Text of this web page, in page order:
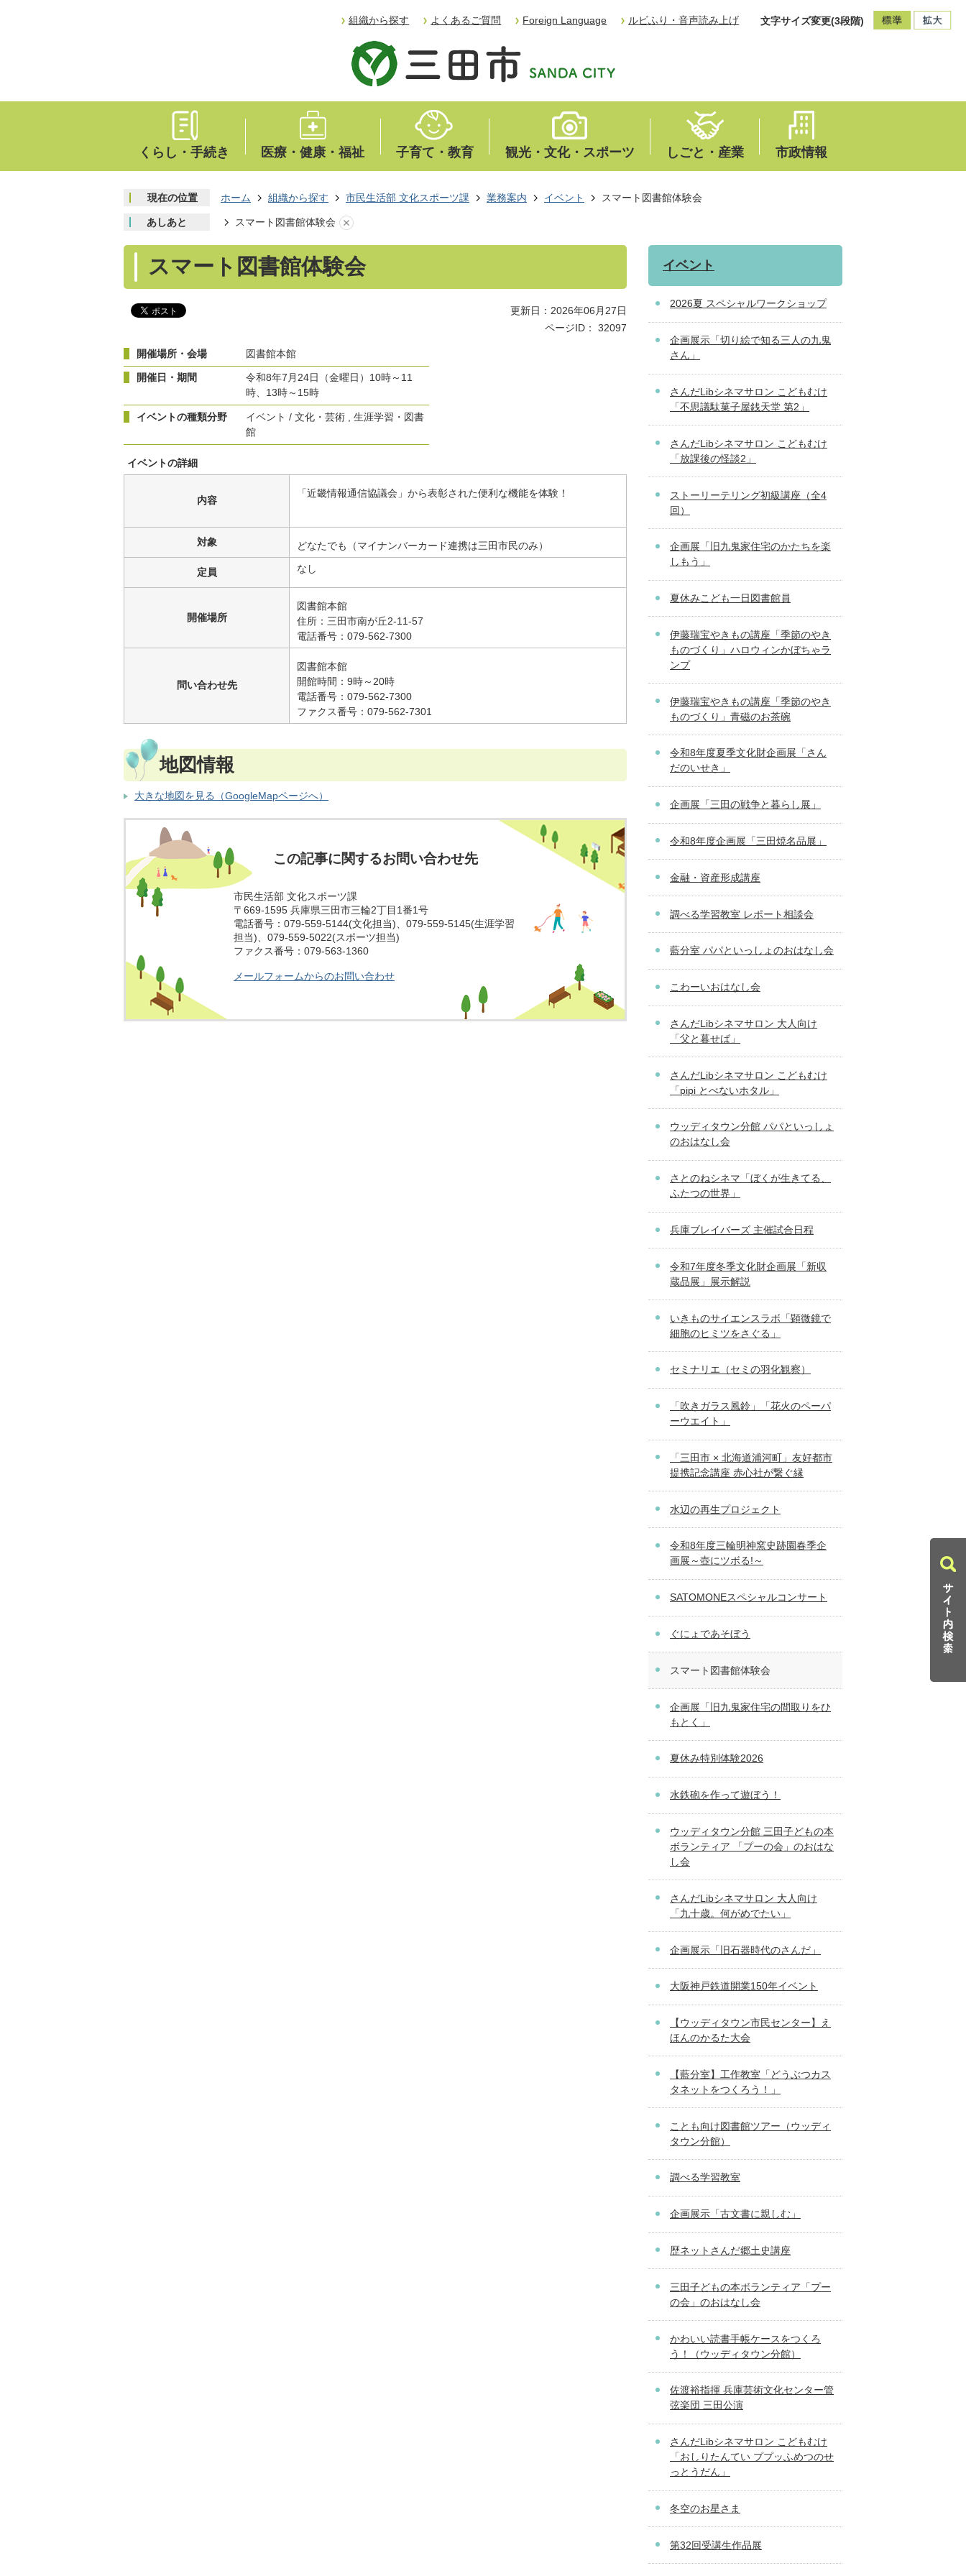
組織から探す よくあるご質問 Foreign Language ルビふり・音声読み上げ 文字サイズ変更(3段階)
くらし・手続き 医療・健康・福祉 子育て・教育 観光・文化・スポーツ しごと・産業 市政情報
現在の位置 ホーム 組織から探す 市民生活部 文化スポーツ課 業務案内 イベント スマート図書館体験会
あしあと スマート図書館体験会
スマート図書館体験会
更新日：2026年06月27日
ページID：
32097
開催場所・会場 図書館本館
開催日・期間
令和8年7月24日（金曜日）10時～11
時、13時～15時
イベントの種類分野
イベント / 文化・芸術 , 生涯学習・図書
館
イベントの詳細
内容
「近畿情報通信協議会」から表彰された便利な機能を体験！
対象 どなたでも（マイナンバーカード連携は三田市民のみ）
定員 なし
開催場所
図書館本館
住所：三田市南が丘2‐11‐57
電話番号：079‐562‐7300
問い合わせ先
図書館本館
開館時間：9時～20時
電話番号：079‐562‐7300
ファクス番号：079‐562‐7301
地図情報
大きな地図を見る（GoogleMapページへ）
この記事に関するお問い合わせ先
市民生活部 文化スポーツ課
〒669-1595 兵庫県三田市三輪2丁目1番1号
電話番号：079-559-5144(文化担当)、079-559-5145(生涯学習
担当)、079-559-5022(スポーツ担当)
ファクス番号：079-563-1360
メールフォームからのお問い合わせ
イベント
2026夏 スペシャルワークショップ
企画展示「切り絵で知る三人の九鬼
さん」
さんだLibシネマサロン こどもむけ
「不思議駄菓子屋銭天堂 第2」
さんだLibシネマサロン こどもむけ
「放課後の怪談2」
ストーリーテリング初級講座（全4
回）
企画展「旧九鬼家住宅のかたちを楽
しもう」
夏休みこども一日図書館員
伊藤瑞宝やきもの講座「季節のやき
ものづくり」ハロウィンかぼちゃラ
ンプ
伊藤瑞宝やきもの講座「季節のやき
ものづくり」青磁のお茶碗
令和8年度夏季文化財企画展「さん
だのいせき」
企画展「三田の戦争と暮らし展」
令和8年度企画展「三田焼名品展」
金融・資産形成講座
調べる学習教室 レポート相談会
藍分室 パパといっしょのおはなし会
こわーいおはなし会
さんだLibシネマサロン 大人向け
「父と暮せば」
さんだLibシネマサロン こどもむけ
「pipi とべないホタル」
ウッディタウン分館 パパといっしょ
のおはなし会
さとのねシネマ「ぼくが生きてる、
ふたつの世界」
兵庫ブレイバーズ 主催試合日程
令和7年度冬季文化財企画展「新収
蔵品展」展示解説
いきものサイエンスラボ「顕微鏡で
細胞のヒミツをさぐる」
セミナリエ（セミの羽化観察）
「吹きガラス風鈴」「花火のペーパ
ーウエイト」
「三田市 × 北海道浦河町」友好都市
提携記念講座 赤心社が繋ぐ縁
水辺の再生プロジェクト
令和8年度三輪明神窯史跡園春季企
画展～壺にツボる!～
SATOMONEスペシャルコンサート
ぐにょであそぼう
スマート図書館体験会
企画展「旧九鬼家住宅の間取りをひ
もとく」
夏休み特別体験2026
水鉄砲を作って遊ぼう！
ウッディタウン分館 三田子どもの本
ボランティア 「プーの会」のおはな
し会
さんだLibシネマサロン 大人向け
「九十歳。何がめでたい」
企画展示「旧石器時代のさんだ」
大阪神戸鉄道開業150年イベント
【ウッディタウン市民センター】え
ほんのかるた大会
【藍分室】工作教室「どうぶつカス
タネットをつくろう！」
ことも向け図書館ツアー（ウッディ
タウン分館）
調べる学習教室
企画展示「古文書に親しむ」
歴ネットさんだ郷土史講座
三田子どもの本ボランティア「プー
の会」のおはなし会
かわいい読書手帳ケースをつくろ
う！（ウッディタウン分館）
佐渡裕指揮 兵庫芸術文化センター管
弦楽団 三田公演
さんだLibシネマサロン こどもむけ
「おしりたんてい ププッふめつのせ
っとうだん」
冬空のお星さま
第32回受講生作品展